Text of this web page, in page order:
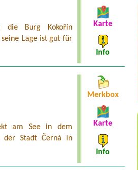
die Burg Kokořín
Lage ist gut für
Karte
Info
am See in dem
der Stadt Černá in
Merkbox
Karte
Info